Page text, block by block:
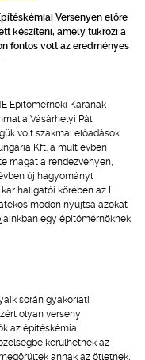
Versenyen előre
készíteni, amely tükrözi a
fontos volt az eredményes
Építőmérnöki Karának
a Vásárhelyi Pál
volt szakmai előadások
Kft. a múlt évben
magát a rendezvényen,
új hagyományt
hallgatói körében az I.
módon nyújtsa azokat
egy építőmérnöknek
során gyakorlati
olyan verseny
az építéskémia
kerülhetnek az
annak az ötletnek,